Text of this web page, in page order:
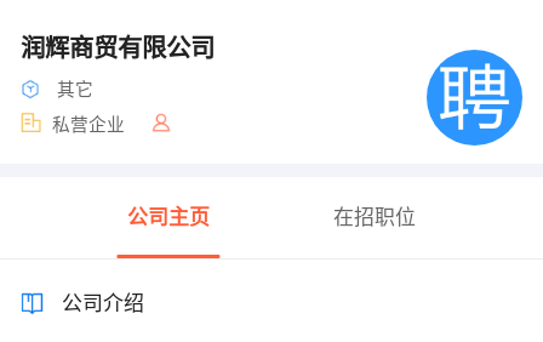
润辉商贸有限公司
其它
私营企业
公司主页 在招职位
公司介绍